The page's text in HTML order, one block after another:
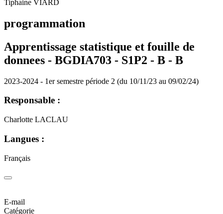
Tiphaine VIARD
programmation
Apprentissage statistique et fouille de
donnees - BGDIA703 - S1P2 - B - B
2023-2024 - 1er semestre période 2 (du 10/11/23 au 09/02/24)
Responsable :
Charlotte LACLAU
Langues :
Français
E-mail
Catégorie